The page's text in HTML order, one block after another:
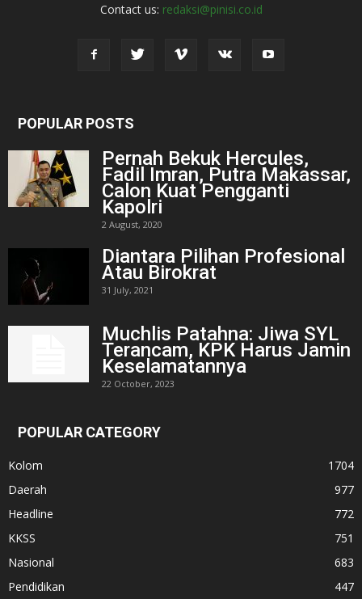
Contact us: redaksi@pinisi.co.id
POPULAR POSTS
Pernah Bekuk Hercules,
Fadil Imran, Putra Makassar,
Calon Kuat Pengganti
Kapolri
2 August, 2020
Diantara Pilihan Profesional
Atau Birokrat
31 July, 2021
Muchlis Patahna: Jiwa SYL
Terancam, KPK Harus Jamin
Keselamatannya
22 October, 2023
POPULAR CATEGORY
Kolom
1704
Daerah
977
Headline
772
KKSS
751
Nasional
683
Pendidikan
447